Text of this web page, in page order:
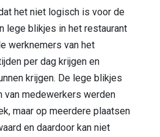
het niet logisch is voor de
lege blikjes in het restaurant
werknemers van het
per dag krijgen en
krijgen. De lege blikjes
van medewerkers werden
maar op meerdere plaatsen
en daardoor kan niet